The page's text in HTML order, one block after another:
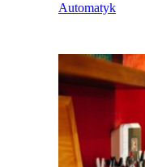
Automatyk